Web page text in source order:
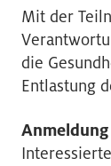
Mit der
die
Entlastung